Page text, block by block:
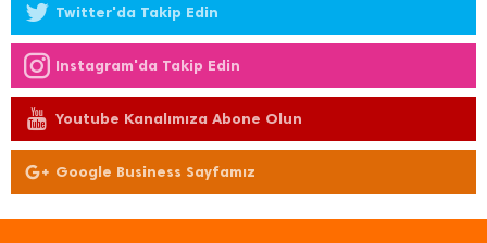
Twitter'da Takip Edin
Instagram'da Takip Edin
Youtube Kanalımıza Abone Olun
Google Business Sayfamız